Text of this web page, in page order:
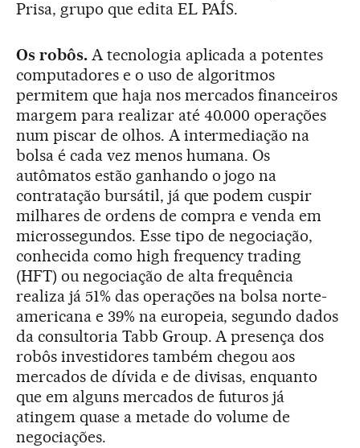
Prisa, grupo que edita EL PAÍS.
Os robôs. A tecnologia aplicada a potentes
computadores e o uso de algoritmos
permitem que haja nos mercados financeiros
margem para realizar até 40.000 operações
num piscar de olhos. A intermediação na
bolsa é cada vez menos humana. Os
autômatos estão ganhando o jogo na
contratação bursátil, já que podem cuspir
milhares de ordens de compra e venda em
microssegundos. Esse tipo de negociação,
conhecida como high frequency trading
(HFT) ou negociação de alta frequência
realiza já 51% das operações na bolsa norte-
americana e 39% na europeia, segundo dados
da consultoria Tabb Group. A presença dos
robôs investidores também chegou aos
mercados de dívida e de divisas, enquanto
que em alguns mercados de futuros já
atingem quase a metade do volume de
negociações.